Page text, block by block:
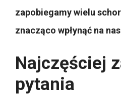
zapobiegamy wielu
znacząco wpłynąć na
Najczęściej
pytania